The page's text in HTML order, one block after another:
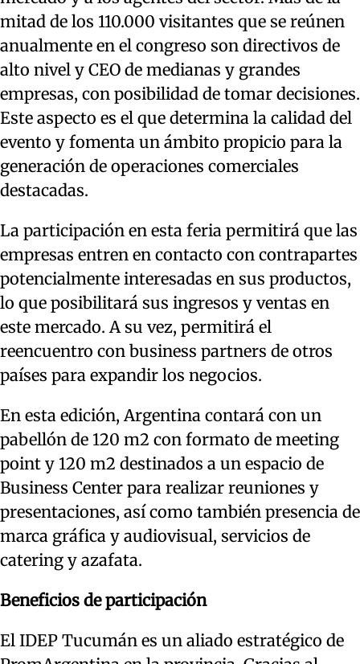
mitad de los 110.000 visitantes que se reúnen
anualmente en el congreso son directivos de
alto nivel y CEO de medianas y grandes
empresas, con posibilidad de tomar decisiones.
Este aspecto es el que determina la calidad del
evento y fomenta un ámbito propicio para la
generación de operaciones comerciales
destacadas.
La participación en esta feria permitirá que las
empresas entren en contacto con contrapartes
potencialmente interesadas en sus productos,
lo que posibilitará sus ingresos y ventas en
este mercado. A su vez, permitirá el
reencuentro con business partners de otros
países para expandir los negocios.
En esta edición, Argentina contará con un
pabellón de 120 m2 con formato de meeting
point y 120 m2 destinados a un espacio de
Business Center para realizar reuniones y
presentaciones, así como también presencia de
marca gráfica y audiovisual, servicios de
catering y azafata.
Beneficios de participación
El IDEP Tucumán es un aliado estratégico de